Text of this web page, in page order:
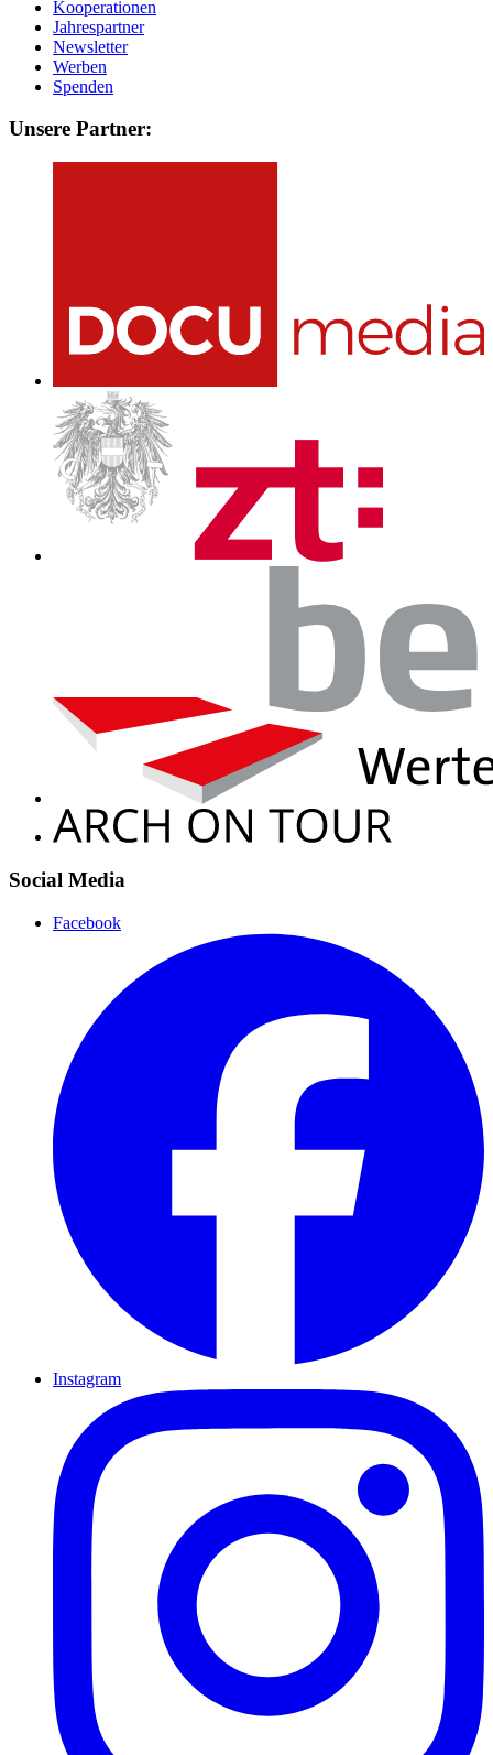
Kooperationen
Jahrespartner
Newsletter
Werben
Spenden
Unsere Partner:
Social Media
Facebook
Instagram